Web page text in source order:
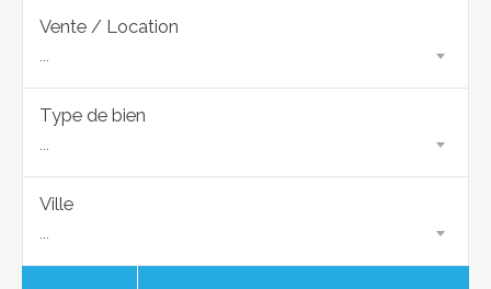
Vente / Location
...
Type de bien
...
Ville
...